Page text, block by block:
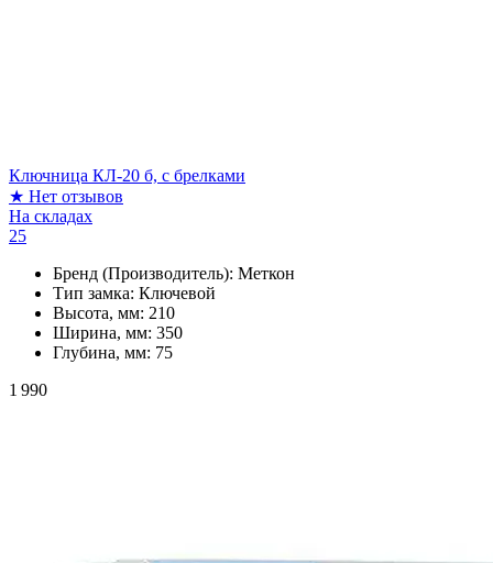
Ключница КЛ-20 б, с брелками
★ Нет отзывов
На складах
25
Бренд (Производитель): Меткон
Тип замка: Ключевой
Высота, мм: 210
Ширина, мм: 350
Глубина, мм: 75
1 990